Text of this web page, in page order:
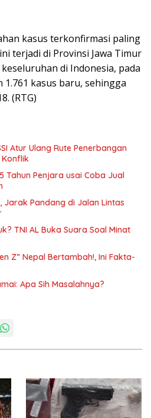
kasus terkonfirmasi paling
terjadi di Provinsi Jawa Timur
di Indonesia, pada
kasus baru, sehingga
(RTG)
Atur Ulang Rute Penerbangan
Tahun Penjara usai Coba Jual
Jarak Pandang di Jalan Lintas
TNI AL Buka Suara Soal Minat
Z” Nepal Bertambah!, Ini Fakta-
Apa Sih Masalahnya?